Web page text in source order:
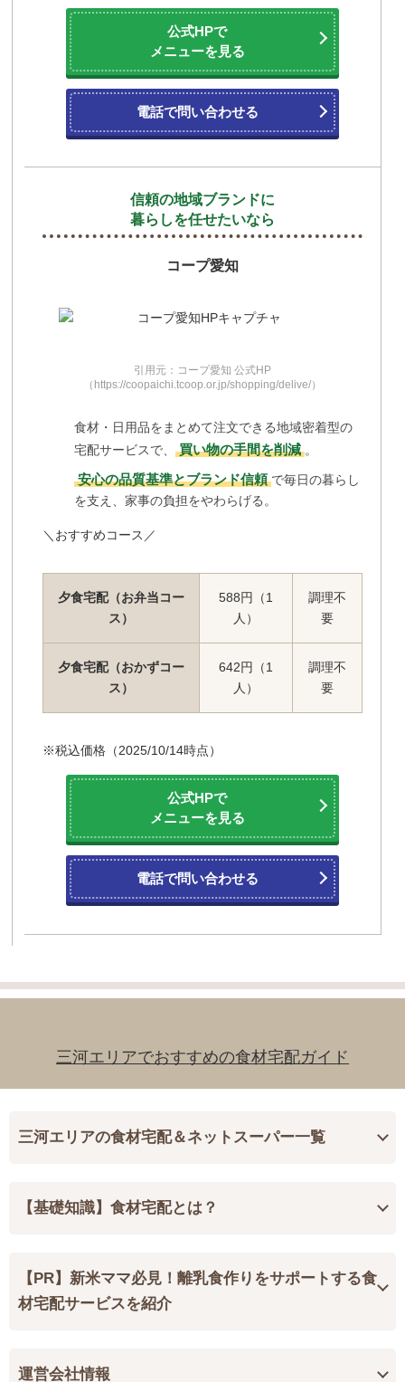
公式HPで
メニューを見る
電話で問い合わせる
信頼の地域ブランドに
暮らしを任せたいなら
コープ愛知
引用元：コープ愛知 公式HP
（https://coopaichi.tcoop.or.jp/shopping/delive/）
食材・日用品をまとめて注文できる地域密着型の
宅配サービスで、
買い物の手間を削減 。
安心の品質基準とブランド信頼 で毎日の暮らし
を支え、家事の負担をやわらげる。
＼おすすめコース／
夕食宅配（お弁当コー
ス）
588円（1
人）
調理不
要
夕食宅配（おかずコー
ス）
642円（1
人）
調理不
要
※税込価格（2025/10/14時点）
公式HPで
メニューを見る
電話で問い合わせる
三河エリアでおすすめの食材宅配ガイド
三河エリアの食材宅配＆ネットスーパー一覧
【基礎知識】食材宅配とは？
【PR】新米ママ必見！離乳食作りをサポートする食
材宅配サービスを紹介
運営会社情報